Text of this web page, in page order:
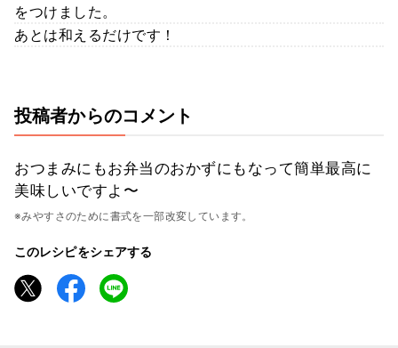
をつけました。
あとは和えるだけです！
投稿者からのコメント
おつまみにもお弁当のおかずにもなって簡単最高に
美味しいですよ〜
※みやすさのために書式を一部改変しています。
このレシピをシェアする